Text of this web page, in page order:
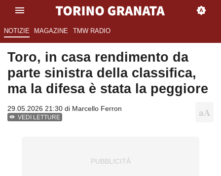
NOTIZIE MAGAZINE TMW RADIO
Toro, in casa rendimento da
parte sinistra della classifica,
ma la difesa è stata la peggiore
29.05.2026 21:30 di Marcello Ferron
VEDI LETTURE